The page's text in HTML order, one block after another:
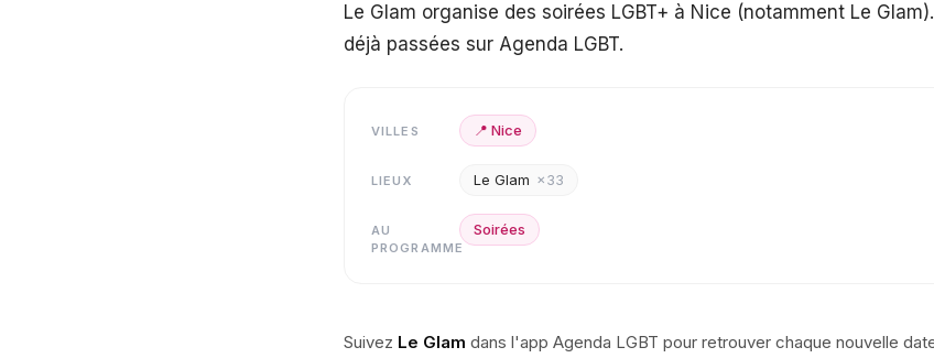
Le Glam organise des soirées LGBT+ à Nice (notamment Le
déjà passées sur Agenda LGBT.
VILLES 📍 Nice
LIEUX Le Glam ×33
AU
PROGRAMME
Soirées
Suivez Le Glam dans l'app Agenda LGBT pour retrouver chaque nouvelle